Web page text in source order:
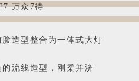
造型整合为一体式大灯
流线造型，刚柔并济